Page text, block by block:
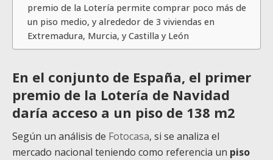
premio de la Lotería permite comprar poco más de
un piso medio, y alrededor de 3 viviendas en
Extremadura, Murcia, y Castilla y León
En el conjunto de España, el primer
premio de la Lotería de Navidad
daría acceso a un piso de 138 m2
Según un análisis de Fotocasa, si se analiza el
mercado nacional teniendo como referencia un piso